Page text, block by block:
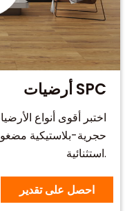
أرضيات SPC
اختبر أقوى أنواع
حجرية-بلاستيكية
استثنائية.
احصل على تقدير